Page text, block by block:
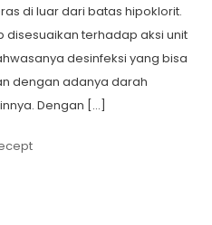
di luar dari batas hipoklorit.
disesuaikan terhadap aksi unit
desinfeksi yang bisa
dengan adanya darah
Dengan […]